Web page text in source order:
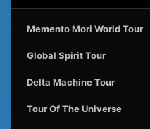
Memento Mori World Tour
Global Spirit Tour
Delta Machine Tour
Tour Of The Universe